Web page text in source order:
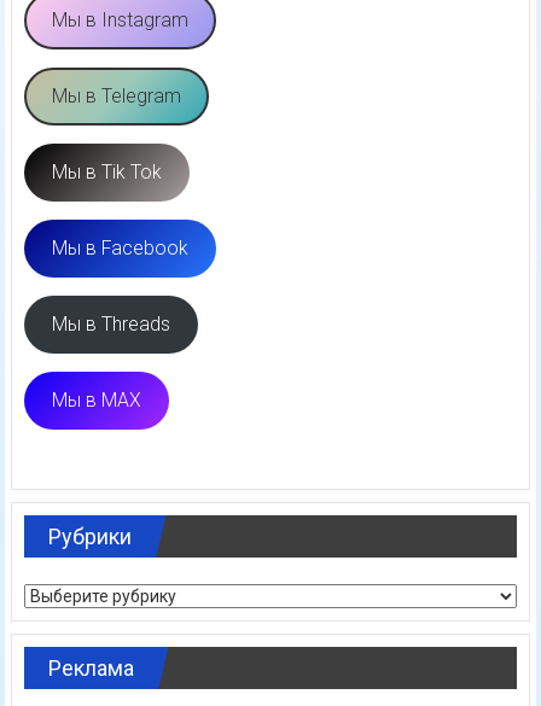
Мы в Instagram
Мы в Telegram
Мы в Tik Tok
Мы в Facebook
Мы в Threads
Мы в MAX
Рубрики
Рубрики
Реклама